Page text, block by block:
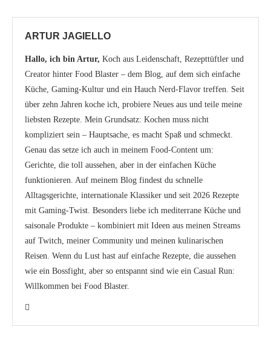
ARTUR JAGIELLO
Hallo, ich bin Artur, Koch aus Leidenschaft, Rezepttüftler und
Creator hinter Food Blaster – dem Blog, auf dem sich einfache
Küche, Gaming-Kultur und ein Hauch Nerd-Flavor treffen. Seit
über zehn Jahren koche ich, probiere Neues aus und teile meine
liebsten Rezepte. Mein Grundsatz: Kochen muss nicht
kompliziert sein – Hauptsache, es macht Spaß und schmeckt.
Genau das setze ich auch in meinem Food-Content um:
Gerichte, die toll aussehen, aber in der einfachen Küche
funktionieren. Auf meinem Blog findest du schnelle
Alltagsgerichte, internationale Klassiker und seit 2026 Rezepte
mit Gaming-Twist. Besonders liebe ich mediterrane Küche und
saisonale Produkte – kombiniert mit Ideen aus meinen Streams
auf Twitch, meiner Community und meinen kulinarischen
Reisen. Wenn du Lust hast auf einfache Rezepte, die aussehen
wie ein Bossfight, aber so entspannt sind wie ein Casual Run:
Willkommen bei Food Blaster.